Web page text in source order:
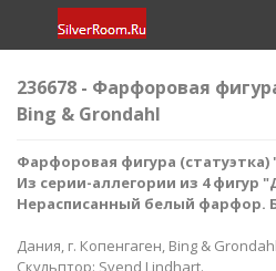
236678 - Фарфоровая
Bing & Grondahl
Фарфоровая фигура
Из серии-аллегории из 4 фигур
Нерасписанный белый фарфор.
Дания, г. Копенгаген, Bing &
Скульптор: Svend Lindhart.